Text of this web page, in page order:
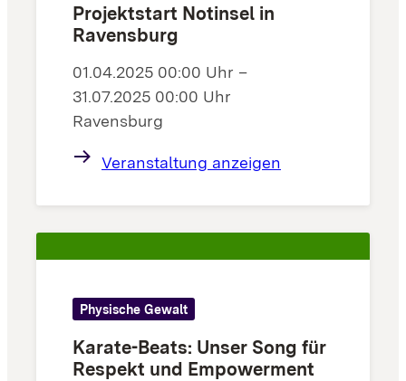
Projektstart Notinsel in
Ravensburg
01.04.2025 00:00 Uhr –
31.07.2025 00:00 Uhr
Ravensburg
Veranstaltung anzeigen
Physische Gewalt
Karate-Beats: Unser Song für
Respekt und Empowerment